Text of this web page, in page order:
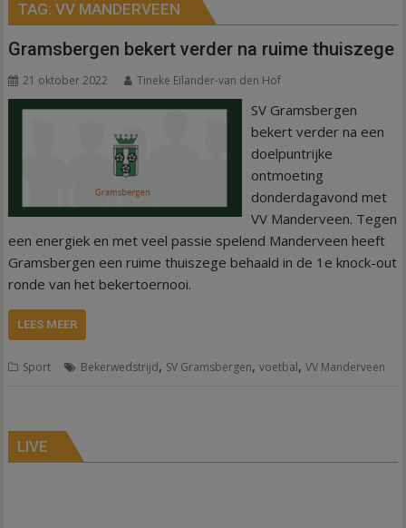
TAG:VV MANDERVEEN
Gramsbergen bekert verder na ruime thuiszege
21 oktober 2022 Tineke Eilander-van den Hof
SV Gramsbergen
bekert verder na een
doelpuntrijke
ontmoeting
donderdagavond met
VV Manderveen. Tegen
een energiek en met veel passie spelend Manderveen heeft
Gramsbergen een ruime thuiszege behaald in de 1e knock-out
ronde van het bekertoernooi.
LEES MEER
Sport Bekerwedstrijd, SV Gramsbergen,voetbal,VV Manderveen
LIVE